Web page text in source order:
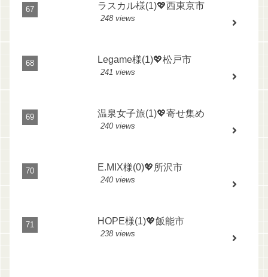
ラスカル様(1)💖西東京市
248 views
Legame様(1)💖松戸市
241 views
温泉女子旅(1)💖寄せ集め
240 views
E.MIX様(0)💖所沢市
240 views
HOPE様(1)💖飯能市
238 views